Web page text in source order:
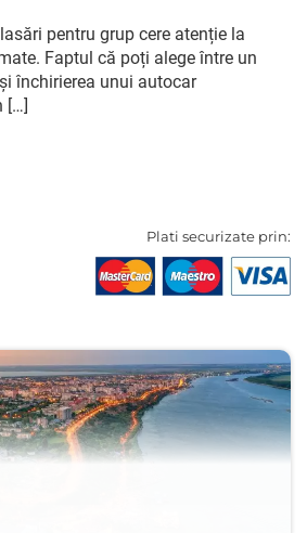
pentru grup cere atenție la
Faptul că poți alege între un
închirierea unui autocar
[…]
Plati securizate prin: